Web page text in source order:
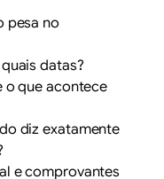
pesa no
datas?
o que acontece
diz exatamente
e comprovantes